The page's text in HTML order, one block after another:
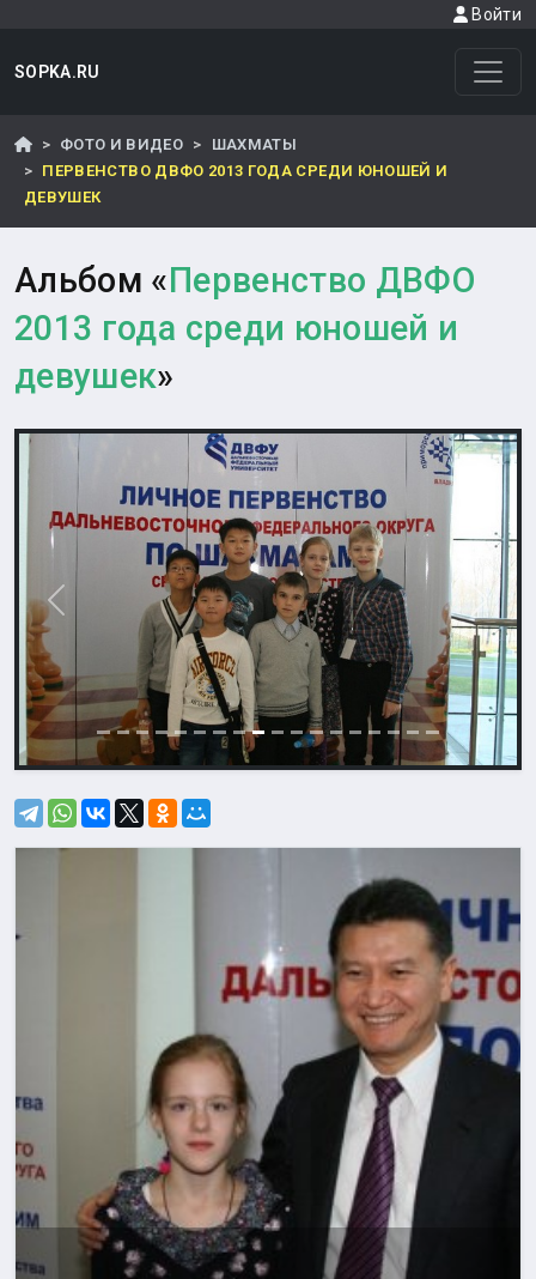
Войти
SOPKA.RU
ФОТО И ВИДЕО
ШАХМАТЫ
ПЕРВЕНСТВО ДВФО 2013 ГОДА СРЕДИ ЮНОШЕЙ И
ДЕВУШЕК
Альбом «Первенство ДВФО
2013 года среди юношей и
девушек»
Назад